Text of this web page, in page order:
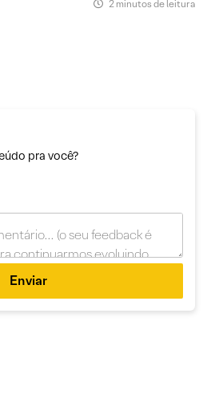
2 minutos de leitura
pra você?
Enviar